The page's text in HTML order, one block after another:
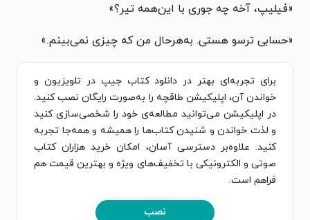
«فیلیپ، آخه چه جوری با این‌همه تیر؟»
«حسابی ترسو هستی. به‌هرحال من که چیزی نمی‌بینم.»
برای تجربه‌ای بهتر در دانلود کتاب جیپ در تلویزیون و
خواندن آن، اپلیکیشن طاقچه را به‌صورت رایگان نصب کنید.
در اپلیکیشن می‌توانید مطالعه‌ی خود را شخصی‌سازی کنید
و لذت خواندن و شنیدن کتاب‌ها را همیشه و همه‌جا تجربه
کنید. علاوه‌بر دسترسی آسان، امکان خرید هزاران کتاب
صوتی و الکترونیکی با تخفیف‌های ویژه و بهترین قیمت هم
فراهم است.
نصب